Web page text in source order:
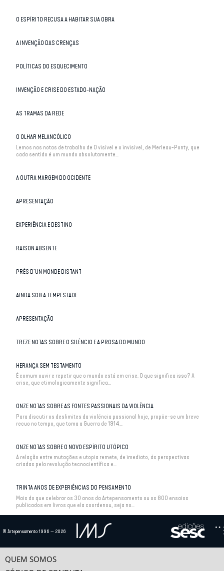
O ESPÍRITO RECUSA A HABITAR SUA OBRA
A INVENÇÃO DAS CRENÇAS
POLÍTICAS DO ESQUECIMENTO
INVENÇÃO E CRISE DO ESTADO-NAÇÃO
AS TRAMAS DA REDE
O OLHAR MELANCÓLICO
Lemos nas notas de trabalho de O visível e o invisível, de Merleau-Ponty, que
cada sentido é um mundo absolutamente...
A OUTRA MARGEM DO OCIDENTE
APRESENTAÇÃO
EXPERIÊNCIA E DESTINO
RAISON ABSENTE
PRÈS D’UN MONDE DISTANT
AINDA SOB A TEMPESTADE
APRESENTAÇÃO
TREZE NOTAS SOBRE O SILÊNCIO E A PROSA DO MUNDO
HERANÇA SEM TESTAMENTO
É comum ouvir e repetir que o mundo está em crise. O que significa isso? A
crise, que etimologicamente significa...
ONZE NOTAS SOBRE AS FONTES PASSIONAIS DA VIOLÊNCIA
Para discutir os deslimites da violência passional hoje, propõe-se um breve
recuo no tempo, que toma a Guerra de 1914...
ONZE NOTAS SOBRE O NOVO ESPÍRITO UTÓPICO
A relação entre mutações e utopia remete, de imediato, às perspectivas
criadas pela revolução tecnocientífica e...
TRINTA ANOS DE EXPERIÊNCIAS DO PENSAMENTO
Mais do que celebrar os 30 anos da Artepensamento ou os 800 ensaios
publicados em livros que ela coordenou, seja no...
© Artepensamento 1996 — 2026
QUEM SOMOS